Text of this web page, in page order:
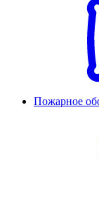
Пожарное